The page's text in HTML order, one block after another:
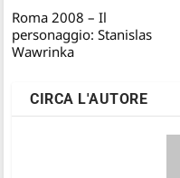
Roma 2008 – Il
personaggio: Stanislas
Wawrinka
CIRCA L'AUTORE